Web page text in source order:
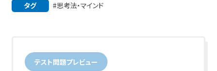
タグ
#思考法・マインド
テスト問題プレビュー